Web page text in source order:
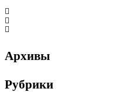
Архивы
Рубрики